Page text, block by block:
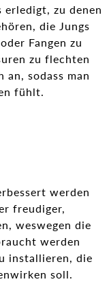
zu denen
die Jungs
Fangen zu
zu flechten
an, sodass man
fühlt.
werden
freudiger,
weswegen die
werden
installieren, die
soll.